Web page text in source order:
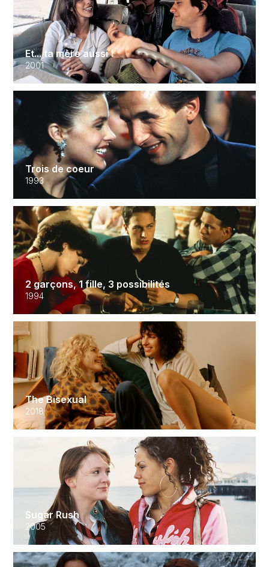
Et... ta mère aussi !
2001
Trois de coeur
1993
2 garçons, 1 fille, 3 possibilités
1994
The Bisexual
2018
Sugar Rush
2005